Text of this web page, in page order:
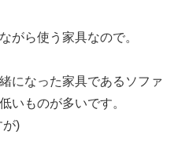
がら使う家具なので。
になった家具であるソファ
いものが多いです。
が)